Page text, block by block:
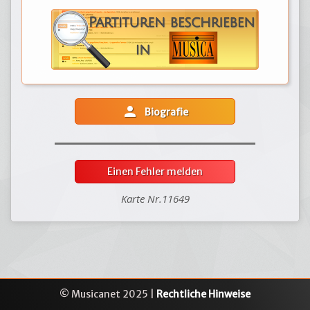
person Biografie
Einen Fehler melden
Karte Nr.11649
© Musicanet 2025 | Rechtliche Hinweise